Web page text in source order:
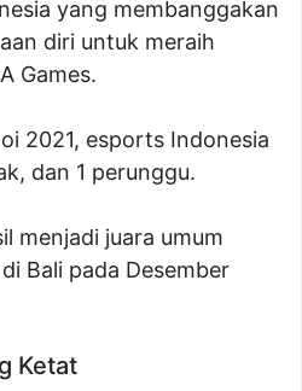
yang membanggakan
diri untuk meraih
Games.
2021, esports Indonesia
dan 1 perunggu.
menjadi juara umum
Bali pada Desember
Ketat